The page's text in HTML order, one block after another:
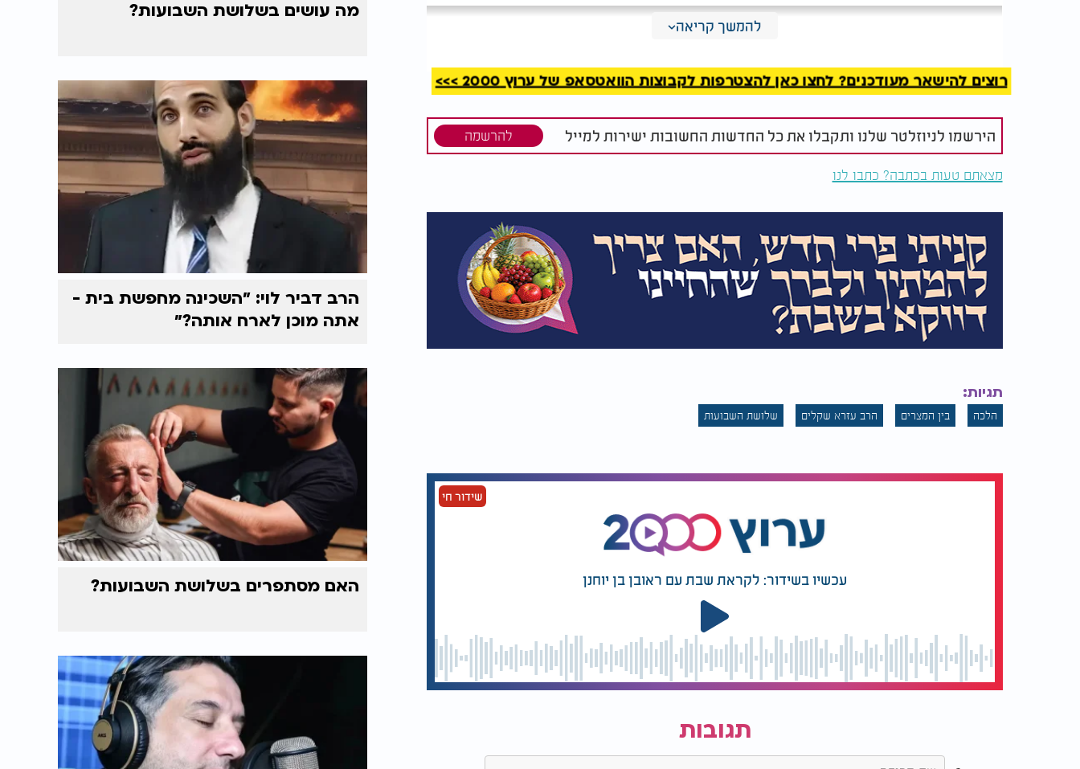
להמשך קריאה
רוצים להישאר מעודכנים? לחצו כאן להצטרפות לקבוצות הוואטסאפ של ערוץ 2000 >>>
הירשמו לניוזלטר שלנו ותקבלו את כל החדשות החשובות ישירות למייל להרשמה
מצאתם טעות בכתבה? כתבו לנו
תגיות:
הלכה בין המצרים הרב עזרא שקלים שלושת השבועות
שידור חי
עכשיו בשידור: לקראת שבת עם ראובן בן יוחנן
תגובות
מה עושים בשלושת השבועות?
הרב דביר לוי: ״השכינה מחפשת בית -
אתה מוכן לארח אותה?״
האם מסתפרים בשלושת השבועות?